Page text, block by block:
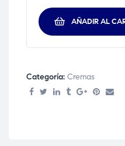
AÑADIR AL
Categoría: Cremas